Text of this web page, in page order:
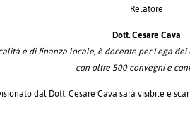
Relatore
Dott. Cesare Cava
e di finanza locale, è docente per Lega
con oltre 500 convegni e
dal Dott. Cesare Cava sarà visibile e